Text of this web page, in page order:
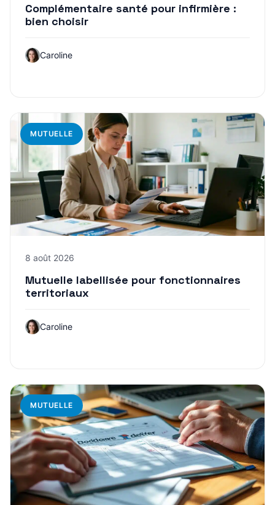
Complémentaire santé pour infirmière :
bien choisir
Caroline
MUTUELLE
8 août 2026
Mutuelle labellisée pour fonctionnaires
territoriaux
Caroline
MUTUELLE